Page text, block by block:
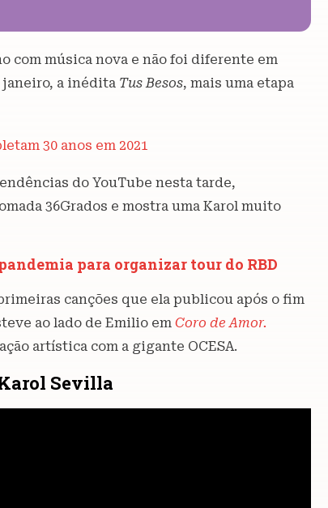
com música nova e não foi diferente em
janeiro, a inédita Tus Besos, mais uma etapa
30 anos em 2021
do YouTube nesta tarde,
36Grados e mostra uma Karol muito
para organizar tour do RBD
canções que ela publicou após o fim
ao lado de Emilio em Coro de Amor.
artística com a gigante OCESA.
Sevilla